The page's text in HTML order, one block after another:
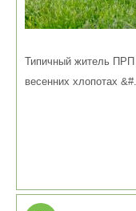
Типичный житель
весенних хлопотах